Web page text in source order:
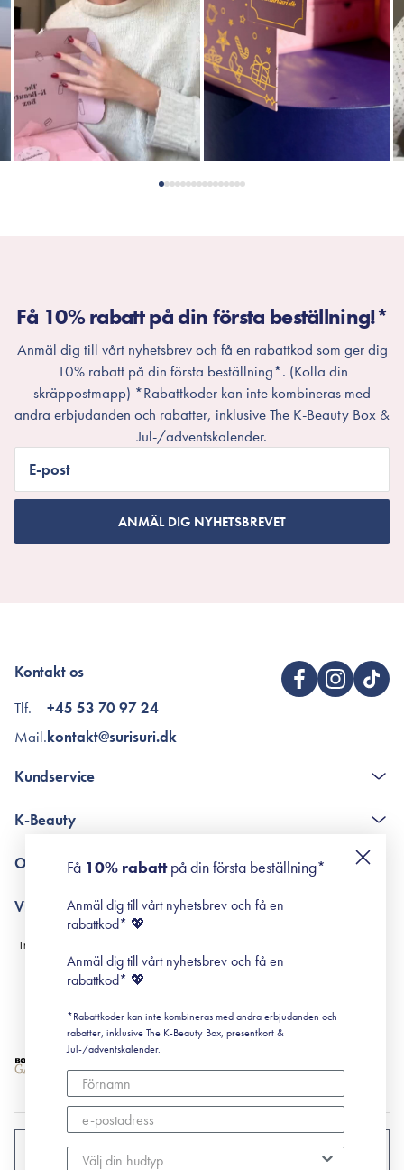
Få 10% rabatt på din första beställning!*
Anmäl dig till vårt nyhetsbrev och få en rabattkod som ger dig
10% rabatt på din första beställning*. (Kolla din
skräppostmapp) *Rabattkoder kan inte kombineras med
andra erbjudanden och rabatter, inklusive The K-Beauty Box &
Jul-/adventskalender.
E-post
ANMÄL DIG NYHETSBREVET
Kontakt os
Tlf.
Mail.
+45 53 70 97 24
kontakt@surisuri.dk
Kundservice
Poängshop - frågor och svar
K-Beauty
Retinol för nybörjare
Om Surisuri
Black Friday
Villkor
Leverans & Retur
Köpvillkor
Prenumerationsvillkor
Cookiepolicy
SVERIGE
Få 10% rabattpå din första beställning*
Anmäl dig till vårt nyhetsbrev och få en
rabattkod* 💖
Anmäl dig till vårt nyhetsbrev och få en
rabattkod* 💖
*Rabattkoder kan inte kombineras med andra erbjudanden och
rabatter, inklusive The K-Beauty Box, presentkort &
Jul-/adventskalender.